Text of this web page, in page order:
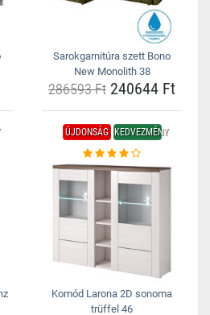
Sarokgarnitúra szett Bono
New Monolith 38
286593 Ft 240644 Ft
ÚJDONSÁG KEDVEZMÉNY
Komód Larona 2D sonoma
trüffel 46